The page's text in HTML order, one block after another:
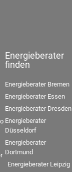
Energieberater
finden
Energieberater Bremen
Energieberater Essen
Energieberater Dresden
Energieberater
Düsseldorf
Energieberater
Dortmund
Energieberater Leipzig